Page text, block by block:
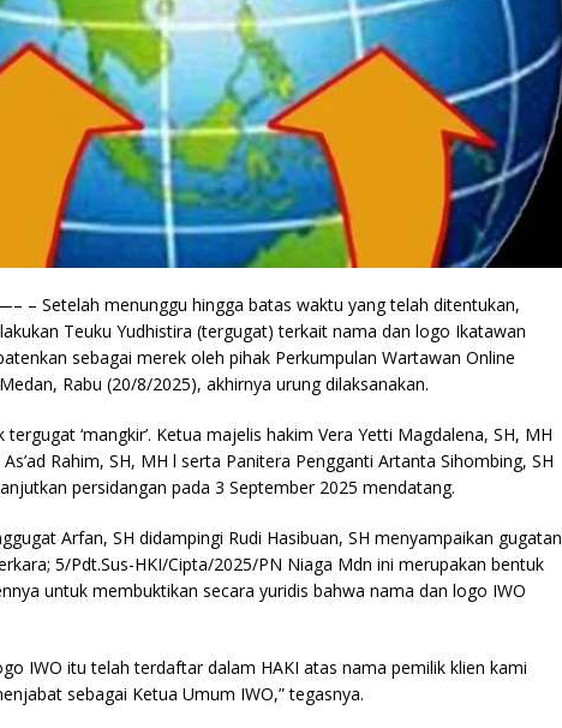
– Setelah menunggu hingga batas waktu yang telah ditentukan,
Teuku Yudhistira (tergugat) terkait nama dan logo Ikatawan
sebagai merek oleh pihak Perkumpulan Wartawan Online
Rabu (20/8/2025), akhirnya urung dilaksanakan.
‘mangkir’. Ketua majelis hakim Vera Yetti Magdalena, SH, MH
Rahim, SH, MH l serta Panitera Pengganti Artanta Sihombing, SH
persidangan pada 3 September 2025 mendatang.
Arfan, SH didampingi Rudi Hasibuan, SH menyampaikan gugatan
5/Pdt.Sus-HKI/Cipta/2025/PN Niaga Mdn ini merupakan bentuk
untuk membuktikan secara yuridis bahwa nama dan logo IWO
IWO itu telah terdaftar dalam HAKI atas nama pemilik klien kami
sebagai Ketua Umum IWO,” tegasnya.